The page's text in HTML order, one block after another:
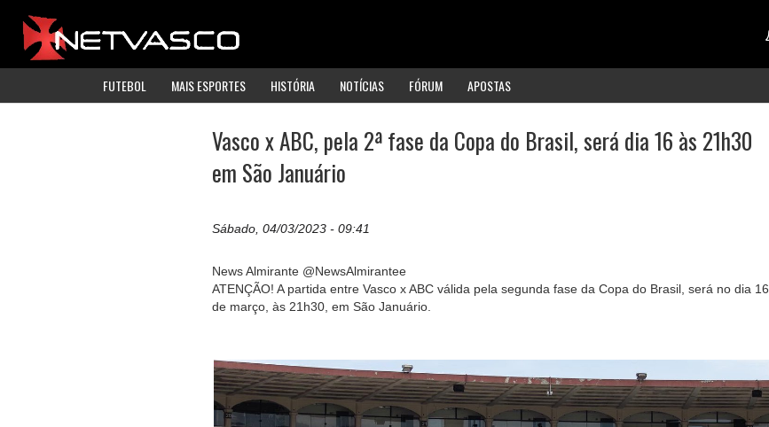
FUTEBOL MAIS ESPORTES HISTÓRIA NOTÍCIAS FÓRUM APOSTAS
Vasco x ABC, pela 2ª fase da Copa do Brasil, será dia 16 às 21h30
em São Januário
Sábado, 04/03/2023 - 09:41
News Almirante @NewsAlmirantee
ATENÇÃO! A partida entre Vasco x ABC válida pela segunda fase da Copa do Brasil, será no dia 16
de março, às 21h30, em São Januário.